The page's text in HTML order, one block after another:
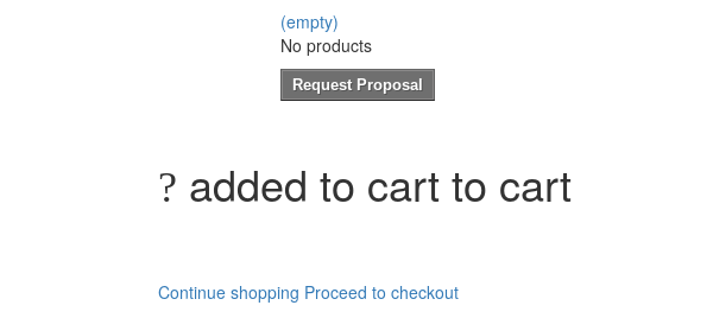
(empty)
No products
Request Proposal
added to cart to cart
Continue shopping Proceed to checkout